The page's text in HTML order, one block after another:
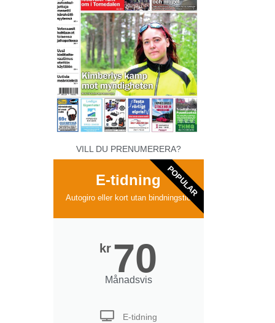
VILL DU PRENUMERERA?
E-tidning
Autogiro eller kort utan bindningstid
kr 70
Månadsvis
E-tidning
POPULAR